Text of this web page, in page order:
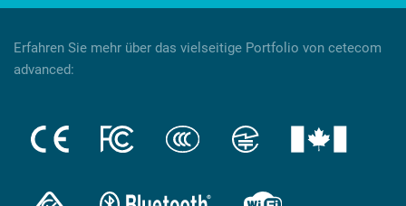
Erfahren Sie mehr über das vielseitige Portfolio von cetecom
advanced: